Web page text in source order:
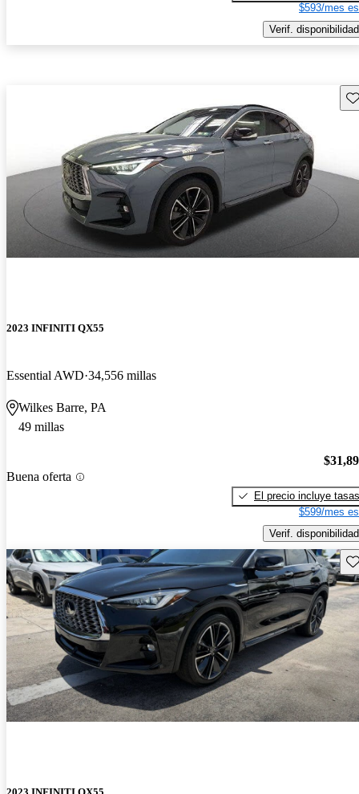
$593/mes
Verif. disponibilidad
2023 INFINITI QX55
Essential AWD 34,556 millas
Wilkes Barre, PA
49 millas
Buena oferta
El precio incluye tasas
$599/mes
Verif. disponibilidad